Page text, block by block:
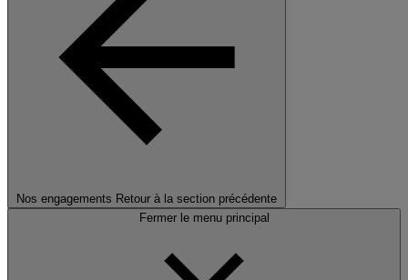
Nos engagements Retour à la section précédente
Fermer le menu principal